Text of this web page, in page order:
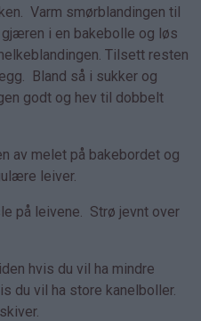
Varm smørblandingen til
gjæren i en bakebolle og løs
Tilsett resten
Bland så i sukker og
godt og hev til dobbelt
av melet på bakebordet og
leiver.
på leivene. Strø jevnt over
hvis du vil ha mindre
du vil ha store kanelboller.